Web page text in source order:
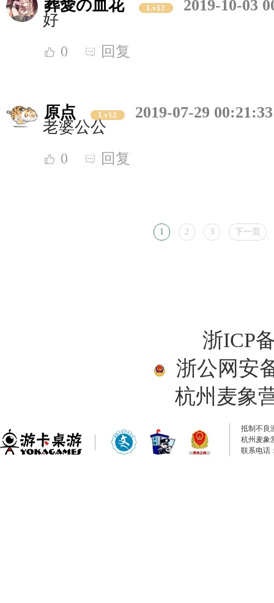
葬愛の血花 Lv12
2019-10-03
好
0 回复
原点 Lv12
2019-07-29 00:21:33
老婆公公
0 回复
1 2 3 下一页
浙ICP
浙公网安
杭州麦象
抵制不良
杭州麦象
联系电话